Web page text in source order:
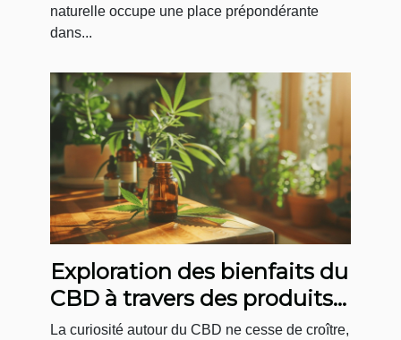
naturelle occupe une place prépondérante
dans...
Exploration des bienfaits du
CBD à travers des produits
innovants
La curiosité autour du CBD ne cesse de croître,